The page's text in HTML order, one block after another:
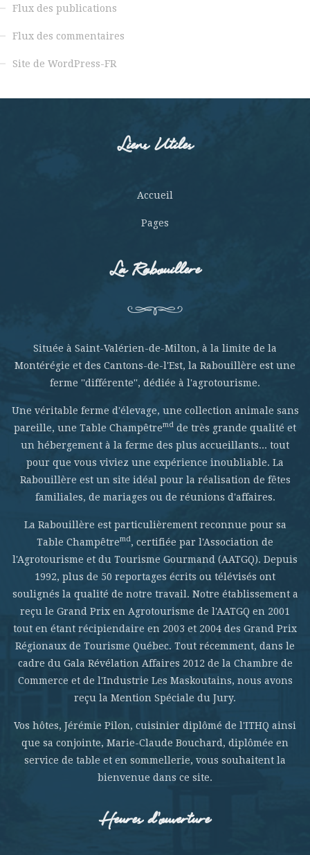
Flux des publications
Flux des commentaires
Site de WordPress-FR
Liens Utiles
Accueil
Pages
La Rabouillere
Située à Saint-Valérien-de-Milton, à la limite de la
Montérégie et des Cantons-de-l'Est, la Rabouillère est une
ferme ''différente'', dédiée à l'agrotourisme.
Une véritable ferme d'élevage, une collection animale sans
pareille, une Table Champêtremd de très grande qualité et
un hébergement à la ferme des plus accueillants... tout
pour que vous viviez une expérience inoubliable. La
Rabouillère est un site idéal pour la réalisation de fêtes
familiales, de mariages ou de réunions d'affaires.
La Rabouillère est particulièrement reconnue pour sa
Table Champêtremd, certifiée par l'Association de
l'Agrotourisme et du Tourisme Gourmand (AATGQ). Depuis
1992, plus de 50 reportages écrits ou télévisés ont
soulignés la qualité de notre travail. Notre établissement a
reçu le Grand Prix en Agrotourisme de l'AATGQ en 2001
tout en étant récipiendaire en 2003 et 2004 des Grand Prix
Régionaux de Tourisme Québec. Tout récemment, dans le
cadre du Gala Révélation Affaires 2012 de la Chambre de
Commerce et de l'Industrie Les Maskoutains, nous avons
reçu la Mention Spéciale du Jury.
Vos hôtes, Jérémie Pilon, cuisinier diplômé de l'ITHQ ainsi
que sa conjointe, Marie-Claude Bouchard, diplômée en
service de table et en sommellerie, vous souhaitent la
bienvenue dans ce site.
Heures d’ouverture